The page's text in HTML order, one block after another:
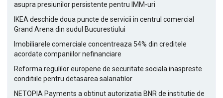
asupra presiunilor persistente pentru IMM-uri
IKEA deschide doua puncte de servicii in centrul comercial
Grand Arena din sudul Bucurestiului
Imobiliarele comerciale concentreaza 54% din creditele
acordate companiilor nefinanciare
Reforma regulilor europene de securitate sociala inaspreste
conditiile pentru detasarea salariatilor
NETOPIA Payments a obtinut autorizatia BNR de institutie de